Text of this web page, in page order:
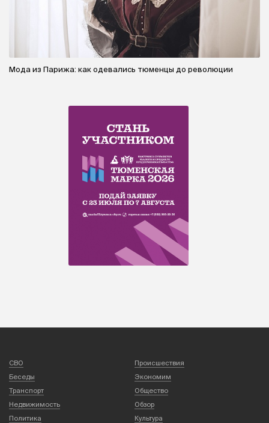
Мода из Парижа: как одевались тюменцы до революции
СВО
Происшествия
Беседы
Экономим
Транспорт
Общество
Недвижимость
Обзор
Политика
Культура